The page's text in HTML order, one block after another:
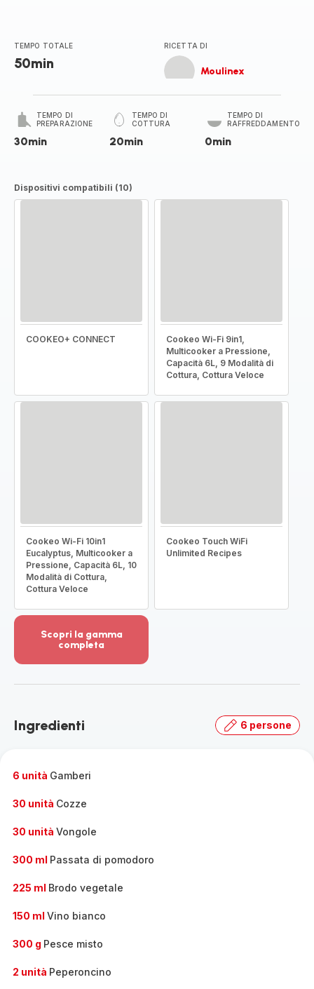
TEMPO TOTALE
50min
RICETTA DI
Moulinex
TEMPO DI
PREPARAZIONE
30min
TEMPO DI
COTTURA
20min
TEMPO DI
RAFFREDDAMENTO
0min
Dispositivi compatibili (10)
COOKEO+ CONNECT
Cookeo Wi-Fi 9in1,
Multicooker a Pressione,
Capacità 6L, 9 Modalità di
Cottura, Cottura Veloce
Cookeo Wi-Fi 10in1
Eucalyptus, Multicooker a
Pressione, Capacità 6L, 10
Modalità di Cottura,
Cottura Veloce
Cookeo Touch WiFi
Unlimited Recipes
Scopri la gamma
completa
dettagli
la
Ingredienti 6 persone
6 unità Gamberi
30 unità Cozze
30 unità Vongole
300 ml Passata di pomodoro
225 ml Brodo vegetale
150 ml Vino bianco
300 g Pesce misto
2 unità Peperoncino